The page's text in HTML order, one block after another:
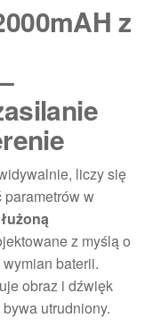
z
liczy się
w
z myślą o
baterii.
obraz i dźwięk
utrudniony.